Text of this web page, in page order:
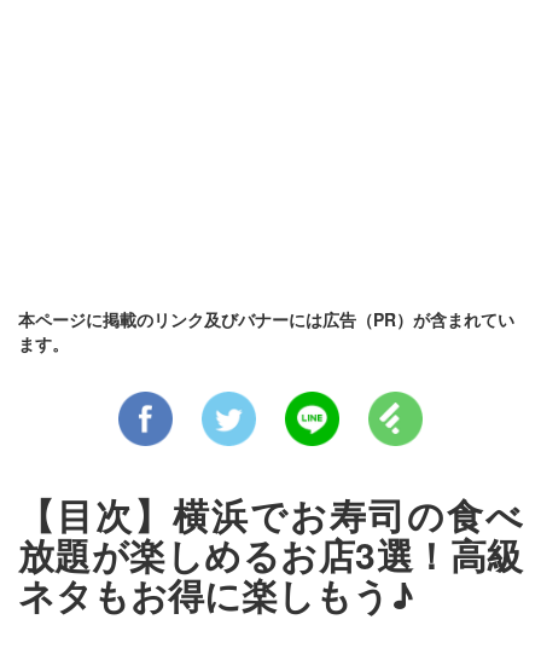
本ページに掲載のリンク及びバナーには広告（PR）が含まれてい
ます。
【目次】横浜でお寿司の食べ
放題が楽しめるお店3選！高級
ネタもお得に楽しもう♪